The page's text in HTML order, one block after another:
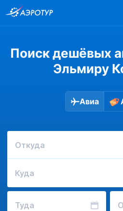
Поиск дешёвых
Эльмиру
Авиа
Откуда
Куда
Туда